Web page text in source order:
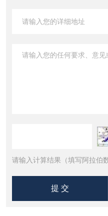
请输入计算结果（填写阿拉伯